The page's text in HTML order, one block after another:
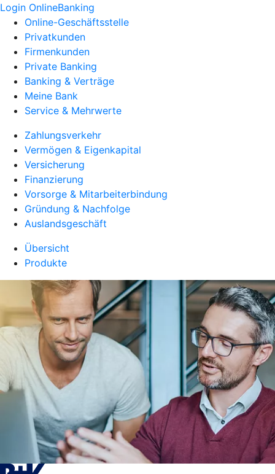
Login OnlineBanking
Online-Geschäftsstelle
Privatkunden
Firmenkunden
Private Banking
Banking & Verträge
Meine Bank
Service & Mehrwerte
Zahlungsverkehr
Vermögen & Eigenkapital
Versicherung
Finanzierung
Vorsorge & Mitarbeiterbindung
Gründung & Nachfolge
Auslandsgeschäft
Übersicht
Produkte